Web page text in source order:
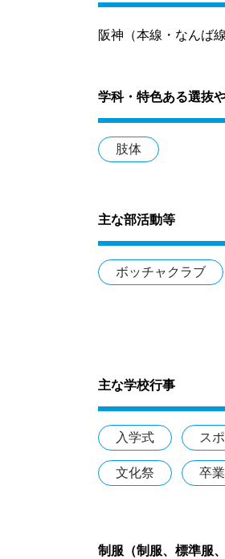
阪神（本線・なんば
学科・特色ある選抜
肢体
主な部活動等
ボッチャクラブ
主な学校行事
入学式 ス
文化祭 卒
制服（制服、標準服、